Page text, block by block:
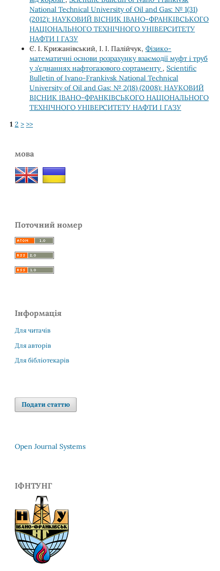
National Technical University of Oil and Gas: № 1(31)
(2012): НАУКОВИЙ ВІСНИК ІВАНО-ФРАНКІВСЬКОГО
НАЦІОНАЛЬНОГО ТЕХНІЧНОГО УНІВЕРСИТЕТУ
НАФТИ І ГАЗУ
Є. І. Крижанівський, І. І. Палійчук, Фізико-
математичні основи розрахунку взаємодії муфт і труб
у з’єднаннях нафтогазового сортаменту , Scientific
Bulletin of Ivano-Frankivsk National Technical
University of Oil and Gas: № 2(18) (2008): НАУКОВИЙ
ВІСНИК ІВАНО-ФРАНКІВСЬКОГО НАЦІОНАЛЬНОГО
ТЕХНІЧНОГО УНІВЕРСИТЕТУ НАФТИ І ГАЗУ
1 2 > >>
мова
Поточний номер
Інформація
Для читачів
Для авторів
Для бібліотекарів
Подати статтю
Open Journal Systems
ІФНТУНГ